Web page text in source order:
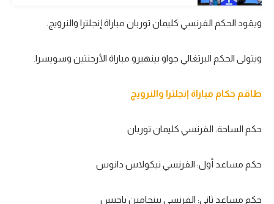
Gamers
تقرير في الجول
تحليل في الجول
ويقود الحكم الفرنسي كليمان توربان مباراة إنجلترا والنرويج.
ويتولى الحكم البرتغالي جواو بينهيرو مباراة الأرجنتين وسويسرا.
طاقم حكام مباراة إنجلترا والنرويج
حكم الساحة: الفرنسي كليمان توربان
حكم مساعد أول: الفرنسي نيكولاس دانوس
حكم مساعد ثاني: الفرنسي بينجامين باجيس